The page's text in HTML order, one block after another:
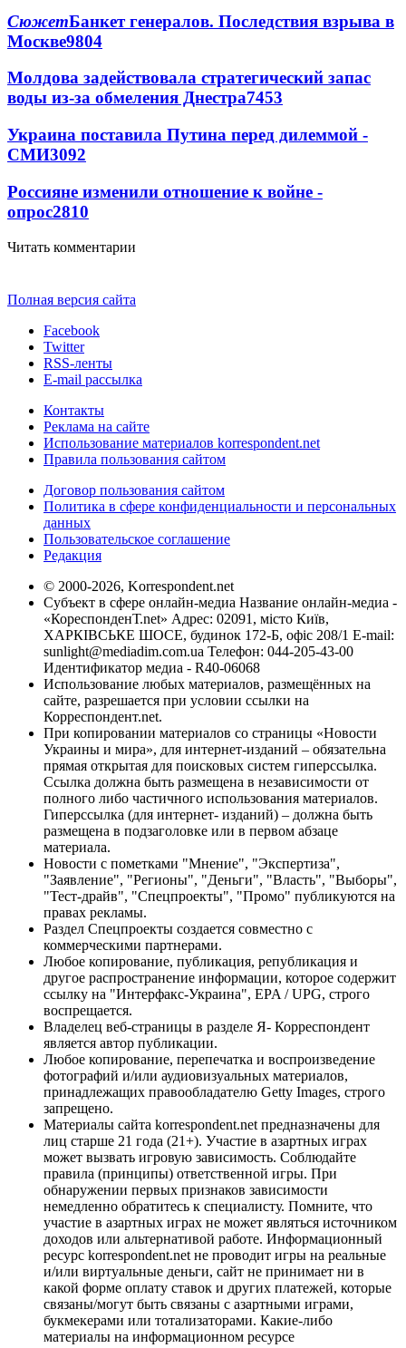
СюжетБанкет генералов. Последствия взрыва в
Москве9804
Молдова задействовала стратегический запас
воды из-за обмеления Днестра7453
Украина поставила Путина перед дилеммой -
СМИ3092
Россияне изменили отношение к войне -
опрос2810
Читать комментарии
Полная версия сайта
Facebook
Twitter
RSS-ленты
E-mail рассылка
Контакты
Реклама на сайте
Использование материалов korrespondent.net
Правила пользования сайтом
Договор пользования сайтом
Политика в сфере конфиденциальности и персональных
данных
Пользовательское соглашение
Редакция
© 2000-2026, Korrespondent.net
Субъект в сфере онлайн-медиа Название онлайн-медиа -
«КореспонденТ.net» Адрес: 02091, місто Київ,
ХАРКІВСЬКЕ ШОСЕ, будинок 172-Б, офіс 208/1 E-mail:
sunlight@mediadim.com.ua Телефон: 044-205-43-00
Идентификатор медиа - R40-06068
Использование любых материалов, размещённых на
сайте, разрешается при условии ссылки на
Корреспондент.net.
При копировании материалов со страницы «Новости
Украины и мира», для интернет-изданий – обязательна
прямая открытая для поисковых систем гиперссылка.
Ссылка должна быть размещена в независимости от
полного либо частичного использования материалов.
Гиперссылка (для интернет- изданий) – должна быть
размещена в подзаголовке или в первом абзаце
материала.
Новости с пометками "Мнение", "Экспертиза",
"Заявление", "Регионы", "Деньги", "Власть", "Выборы",
"Тест-драйв", "Спецпроекты", "Промо" публикуются на
правах рекламы.
Раздел Спецпроекты создается совместно с
коммерческими партнерами.
Любое копирование, публикация, републикация и
другое распространение информации, которое содержит
ссылку на "Интерфакс-Украина", EPA / UPG, строго
воспрещается.
Владелец веб-страницы в разделе Я- Корреспондент
является автор публикации.
Любое копирование, перепечатка и воспроизведение
фотографий и/или аудиовизуальных материалов,
принадлежащих правообладателю Getty Images, строго
запрещено.
Материалы сайта korrespondent.net предназначены для
лиц старше 21 года (21+). Участие в азартных играх
может вызвать игровую зависимость. Соблюдайте
правила (принципы) ответственной игры. При
обнаружении первых признаков зависимости
немедленно обратитесь к специалисту. Помните, что
участие в азартных играх не может являться источником
доходов или альтернативой работе. Информационный
ресурс korrespondent.net не проводит игры на реальные
и/или виртуальные деньги, сайт не принимает ни в
какой форме оплату ставок и других платежей, которые
связаны/могут быть связаны с азартными играми,
букмекерами или тотализаторами. Какие-либо
материалы на информационном ресурсе